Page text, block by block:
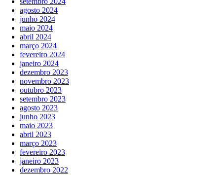
agosto 2024
junho 2024
maio 2024
abril 2024
março 2024
fevereiro 2024
janeiro 2024
dezembro 2023
novembro 2023
outubro 2023
setembro 2023
agosto 2023
junho 2023
maio 2023
abril 2023
março 2023
fevereiro 2023
janeiro 2023
dezembro 2022